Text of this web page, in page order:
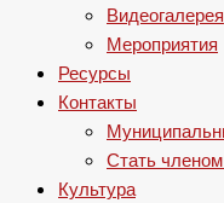
Видеогалерея
Мероприятия
Ресурсы
Контакты
Стать
Культура